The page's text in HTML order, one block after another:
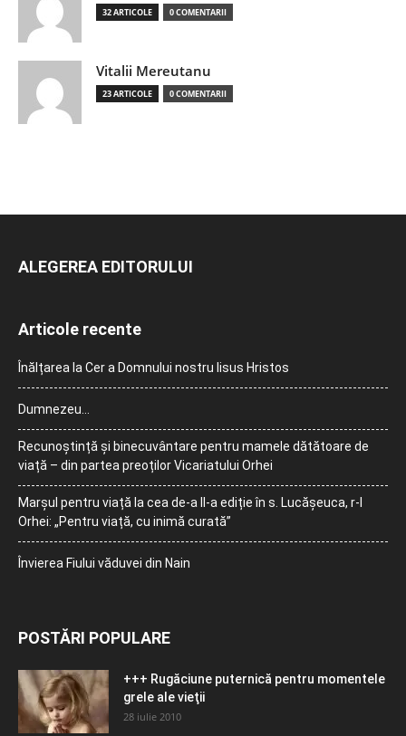
32 ARTICOLE 0 COMENTARII
Vitalii Mereutanu
23 ARTICOLE 0 COMENTARII
ALEGEREA EDITORULUI
Articole recente
Înălțarea la Cer a Domnului nostru Iisus Hristos
Dumnezeu…
Recunoștință și binecuvântare pentru mamele dătătoare de
viață – din partea preoților Vicariatului Orhei
Marșul pentru viață la cea de-a II-a ediție în s. Lucășeuca, r-l
Orhei: „Pentru viață, cu inimă curată”
Învierea Fiului văduvei din Nain
POSTĂRI POPULARE
+++ Rugăciune puternică pentru momentele
grele ale vieţii
28 iulie 2010